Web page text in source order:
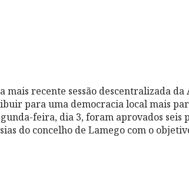
mais recente sessão descentralizada
para uma democracia local mais
feira, dia 3, foram aprovados seis
do concelho de Lamego com o